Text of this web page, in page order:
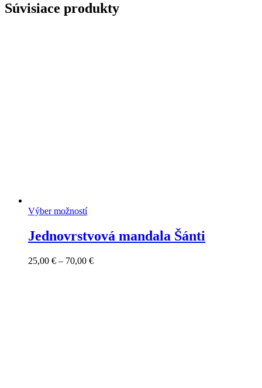
Súvisiace produkty
Výber možností
Jednovrstvová mandala Šánti
25,00 € – 70,00 €Price